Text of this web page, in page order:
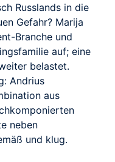
Russlands in die
Gefahr? Marija
Branche und
auf; eine
belastet.
Andrius
aus
neben
und klug.